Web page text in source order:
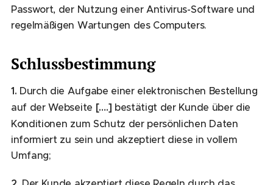
Passwort, der Nutzung einer Antivirus-Software und
regelmäßigen Wartungen des Computers.
Schlussbestimmung
1. Durch die Aufgabe einer elektronischen Bestellung
auf der Webseite [….] bestätigt der Kunde über die
Konditionen zum Schutz der persönlichen Daten
informiert zu sein und akzeptiert diese in vollem
Umfang;